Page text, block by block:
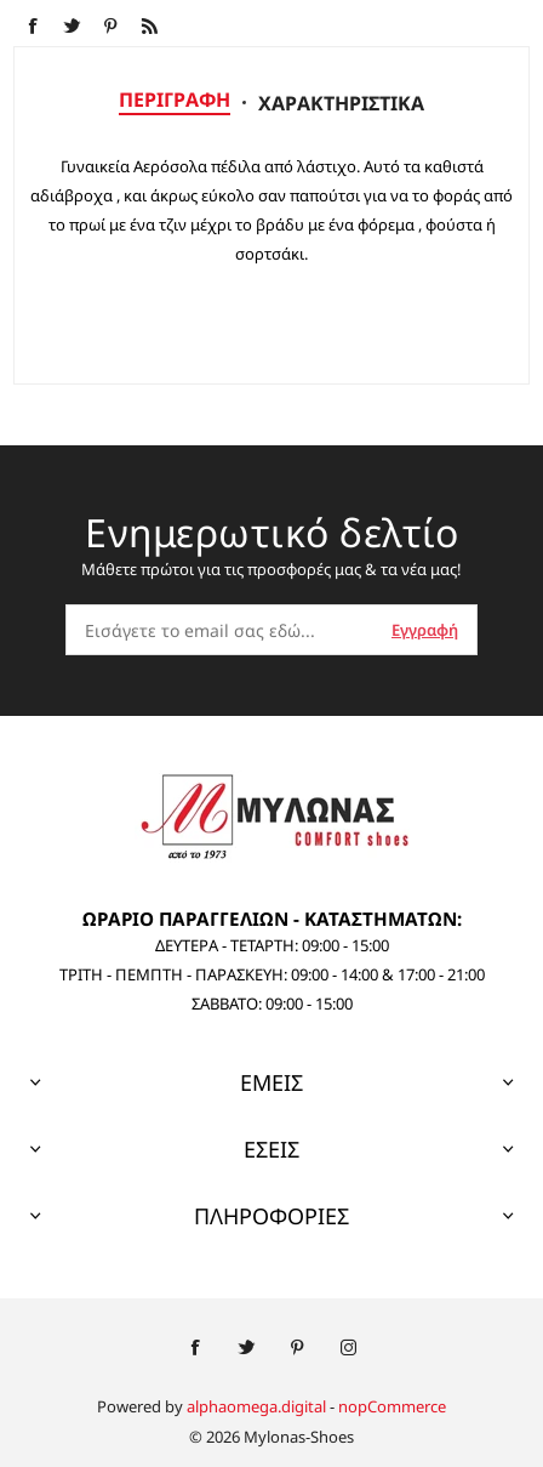
ΠΕΡΙΓΡΑΦΉ ΧΑΡΑΚΤΗΡΙΣΤΙΚΆ
Γυναικεία Αερόσολα πέδιλα από λάστιχο. Αυτό τα καθιστά
αδιάβροχα , και άκρως εύκολο σαν παπούτσι για να το φοράς από
το πρωί με ένα τζιν μέχρι το βράδυ με ένα φόρεμα , φούστα ή
σορτσάκι.
Ενημερωτικό δελτίο
Μάθετε πρώτοι για τις προσφορές μας & τα νέα μας!
ΩΡΑΡΙΟ ΠΑΡΑΓΓΕΛΙΩΝ - ΚΑΤΑΣΤΗΜΑΤΩΝ:
ΔΕΥΤΕΡΑ - ΤΕΤΑΡΤΗ: 09:00 - 15:00
ΤΡΙΤΗ - ΠΕΜΠΤΗ - ΠΑΡΑΣΚΕΥΗ: 09:00 - 14:00 & 17:00 - 21:00
ΣΑΒΒΑΤΟ: 09:00 - 15:00
ΕΜΕΙΣ
ΕΣΕΙΣ
ΠΛΗΡΟΦΟΡΙΕΣ
Powered byalphaomega.digital- nopCommerce
© 2026 Mylonas-Shoes